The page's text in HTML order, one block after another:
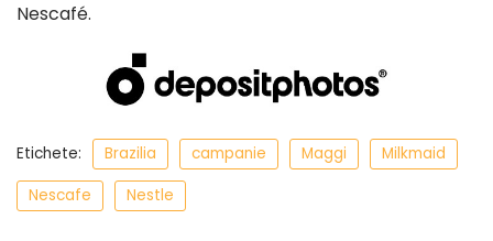
Nescafé.
Etichete: Brazilia campanie Maggi
Milkmaid
Nescafe
Nestle